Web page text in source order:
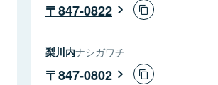
847-0822
梨川内ナシガワチ
847-0802